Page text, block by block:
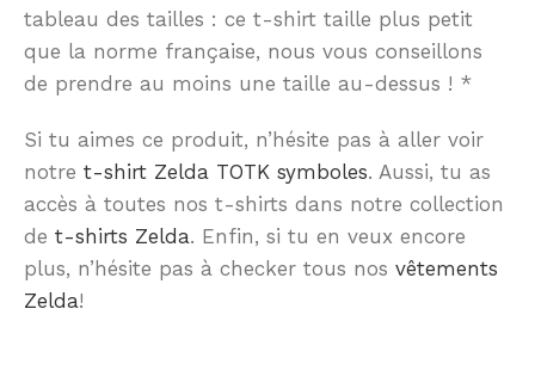
tableau des tailles : ce t-shirt taille plus petit
que la norme française, nous vous conseillons
de prendre au moins une taille au-dessus ! *
Si tu aimes ce produit, n’hésite pas à aller voir
notre t-shirt Zelda TOTK symboles. Aussi, tu as
accès à toutes nos t-shirts dans notre collection
de t-shirts Zelda. Enfin, si tu en veux encore
plus, n’hésite pas à checker tous nos vêtements
Zelda!